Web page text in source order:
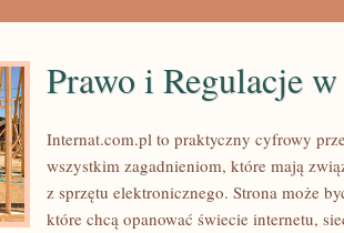
Prawo i Regulacje
Internat.com.pl to praktyczny cyfrowy
wszystkim zagadnieniom, które mają
z sprzętu elektronicznego. Strona może
które chcą opanować świecie internetu,